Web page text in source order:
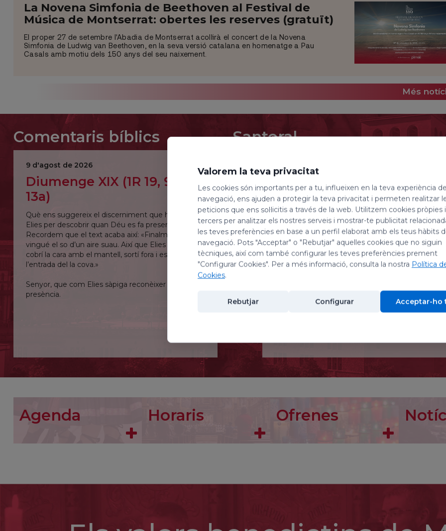
La Novena Simfonia de Beethoven al Festival de
Música de Montserrat: obertes les reserves (gratuït)
El proper 27 de setembre l'Abadia de Montserrat acollirà el concert de la Novena
Simfonia de Ludwig van Beethoven, en la seva versió catalana en homenatge a Pau
Casals amb motiu dels 150 anys del seu naixement.
Més
Comentaris bíblics
9 d'agost de 2026
Diumenge XIX (1R 19, 9a.11-
13a)
Què ens suggereix el discerniment que ha de fer
Elies per descobrir quan Déu es fa present?
Recordem que el text acaba així: «Finalment
vingué el so d’un aire suau. Així que Elies el sentí, es
cobrí la cara amb el mantell, sortí fora i es quedà a
l’entrada del la cova.»
Senyor, que com Elies sàpiga reconèixer la teva
presència.
Santoral
Santa Teresa
i sant Romà
Avui, dia 9 d’agost, celebrem la festivitat de
sant Maurili, bisbe; i la de sant Romà, màrtir.
Santa Teresa Benedeta de la Creu (Edith
Edith Stein nasqué el 1891 a Breslau (llavors
si d’una família jueva. Visqué durant
amb Edmund Husserl i Max Scheler. Fou
infatigable de la veritat, caigué a les seves mans
Convertida al catolicisme, anys després
a Holanda, amb la seva germana Rosa. El 1939
escollit amb alegria i en total submissió a la seva
Durant l’ocupació d’Holanda per les tropes
de Westerbork, i morí el 9 d’agost del 1942 a les
a la passió de Crist. Participar en aquesta passió
1999 declarada copatrona d’Europa.
abat de Santa Maria de Florència, deixà aviat
per retornar al seu primer monestir, però poc
Agenda Horaris Ofrenes
Valorem la teva privacitat
Les cookies són importants per a tu, influeixen en la teva experiència de
navegació, ens ajuden a protegir la teva privacitat i permeten realitzar
peticions que ens sol·licitis a través de la web. Utilitzem cookies pròpies
tercers per analitzar els nostres serveis i mostrar-te publicitat
les teves preferències en base a un perfil elaborat amb els teus hàbits
navegació. Pots "Acceptar" o "Rebutjar" aquelles cookies que no siguin
tècniques, així com també configurar les teves preferències prement
"Configurar Cookies". Per a més informació, consulta la nostra Política
Cookies.
Rebutjar Configurar Acceptar-ho